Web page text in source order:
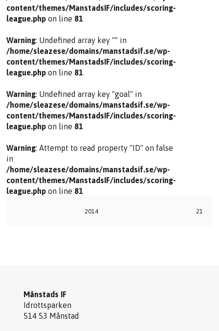
content/themes/ManstadsIF/includes/scoring-
league.php on line 81
Warning: Undefined array key "" in
/home/sleazese/domains/manstadsif.se/wp-
content/themes/ManstadsIF/includes/scoring-
league.php on line 81
Warning: Undefined array key "goal" in
/home/sleazese/domains/manstadsif.se/wp-
content/themes/ManstadsIF/includes/scoring-
league.php on line 81
Warning: Attempt to read property "ID" on false
in
/home/sleazese/domains/manstadsif.se/wp-
content/themes/ManstadsIF/includes/scoring-
league.php on line 81
2014 21
Månstads IF
Idrottsparken
514 53 Månstad